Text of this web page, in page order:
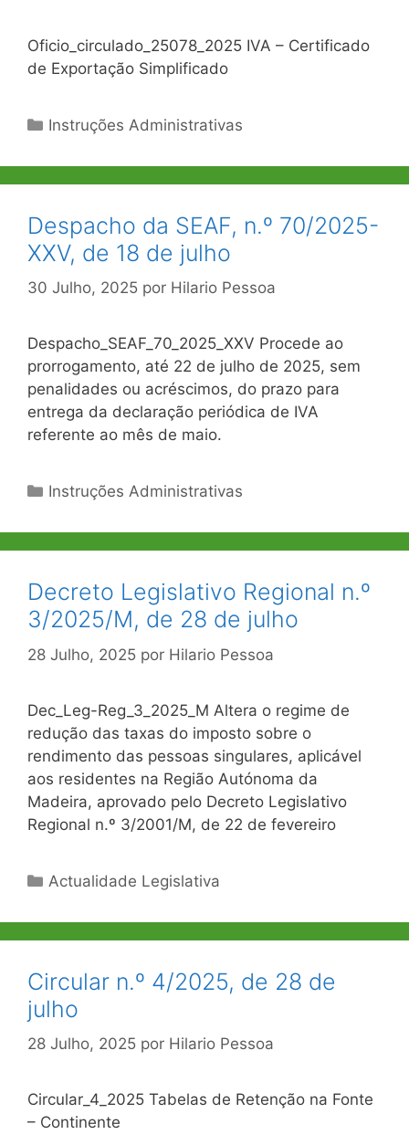
Oficio_circulado_25078_2025 IVA – Certificado
de Exportação Simplificado
Categorias
Instruções Administrativas
Despacho da SEAF, n.º 70/2025-
XXV, de 18 de julho
30 Julho, 2025 por Hilario Pessoa
Despacho_SEAF_70_2025_XXV Procede ao
prorrogamento, até 22 de julho de 2025, sem
penalidades ou acréscimos, do prazo para
entrega da declaração periódica de IVA
referente ao mês de maio.
Categorias
Instruções Administrativas
Decreto Legislativo Regional n.º
3/2025/M, de 28 de julho
28 Julho, 2025 por Hilario Pessoa
Dec_Leg-Reg_3_2025_M Altera o regime de
redução das taxas do imposto sobre o
rendimento das pessoas singulares, aplicável
aos residentes na Região Autónoma da
Madeira, aprovado pelo Decreto Legislativo
Regional n.º 3/2001/M, de 22 de fevereiro
Categorias
Actualidade Legislativa
Circular n.º 4/2025, de 28 de
julho
28 Julho, 2025 por Hilario Pessoa
Circular_4_2025 Tabelas de Retenção na Fonte
– Continente